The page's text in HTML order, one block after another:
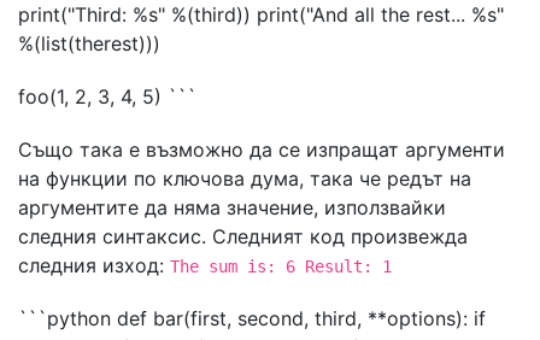
print("Third: %s" %(third)) print("And all the rest... %s"
%(list(therest)))
foo(1, 2, 3, 4, 5) ```
Също така е възможно да се изпращат аргументи
на функции по ключова дума, така че редът на
аргументите да няма значение, използвайки
следния синтаксис. Следният код произвежда
следния изход: The sum is: 6 Result: 1
```python def bar(first, second, third, **options): if